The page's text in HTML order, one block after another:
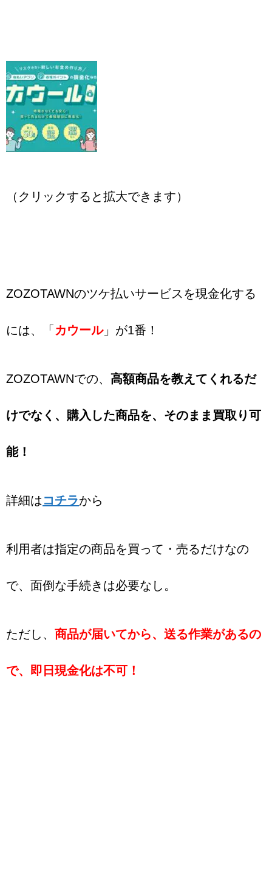
（クリックすると拡大できます）
ZOZOTAWNのツケ払いサービスを現金化する
には、「 カウール」が1番！
ZOZOTAWNでの、 高額商品を教えてくれるだ
けでなく、購入した商品を、そのまま買取り可
能！
詳細は コチラから
利用者は指定の商品を買って・売るだけなの
で、面倒な手続きは必要なし。
ただし、 商品が届いてから、送る作業があるの
で、即日現金化は不可！